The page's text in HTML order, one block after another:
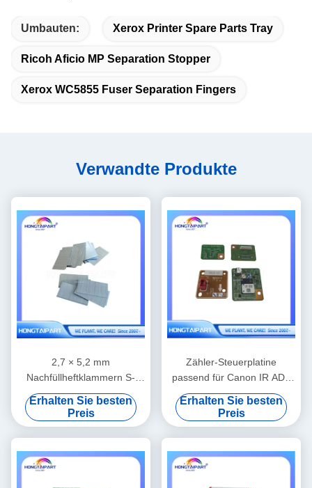
Umbauten: Xerox Printer Spare Parts Tray
Ricoh Aficio MP Separation Stopper
Xerox WC5855 Fuser Separation Fingers
Verwandte Produkte
2,7 × 5,2 mm
Nachfüllheftklammern S-
9454-kompatibles
Ersatzzubehör für Riso-
Finisher-Bindungen
Erhalten Sie besten
Preis
Zähler-Steuerplatine
passend für Canon IR ADV
6555 Kopierer-Ersatzteile
Erhalten Sie besten
Preis